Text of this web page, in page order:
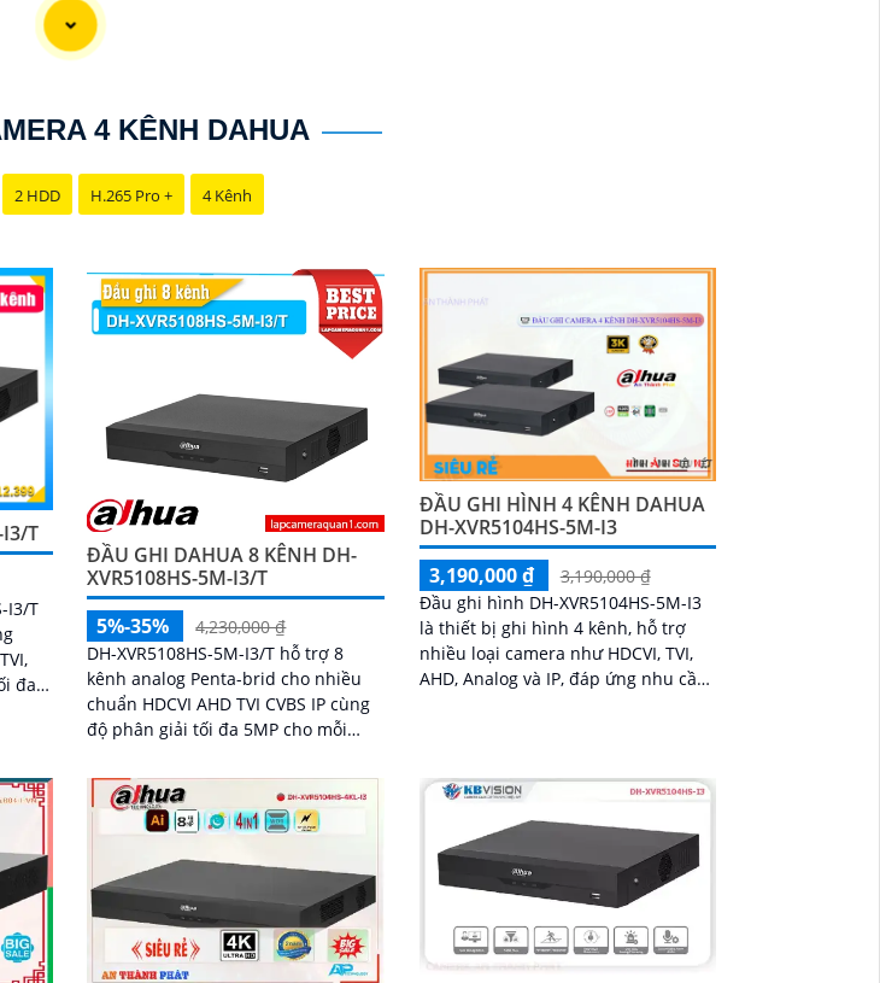
Camera Dahua được đánh giá cao với độ phân giải cao, tính năng thông minh
tham khảo trên các website thương mại điện tử hoặc tại các cửa hàng điện
4 KÊNH DAHUA
2 HDD H.265 Pro + 4 Kênh
I3/T
I3/T
ĐẦU GHI DAHUA 8 KÊNH DH-
XVR5108HS-5M-I3/T
5%-35%
4,230,000 ₫
DH-XVR5108HS-5M-I3/T hỗ trợ 8
kênh analog Penta-brid cho nhiều
chuẩn HDCVI AHD TVI CVBS IP cùng
độ phân giải tối đa 5MP cho mỗi
tới 64 Mbps nén H.265+ AI-Coding
lưu giữ chi tiết hình ảnh trong khi
giảm dung lượng ổ cứng cần dùng
ĐẦU GHI HÌNH 4 KÊNH DAHUA
DH-XVR5104HS-5M-I3
3,190,000 ₫
3,190,000 ₫
Đầu ghi hình DH-XVR5104HS-5M-I3
là thiết bị ghi hình 4 kênh, hỗ trợ
nhiều loại camera như HDCVI, TVI,
AHD, Analog và IP, đáp ứng nhu cầu
mở rộng thêm 2 kênh camera IP hỗ
trợ độ phân giải tối đa 6MP